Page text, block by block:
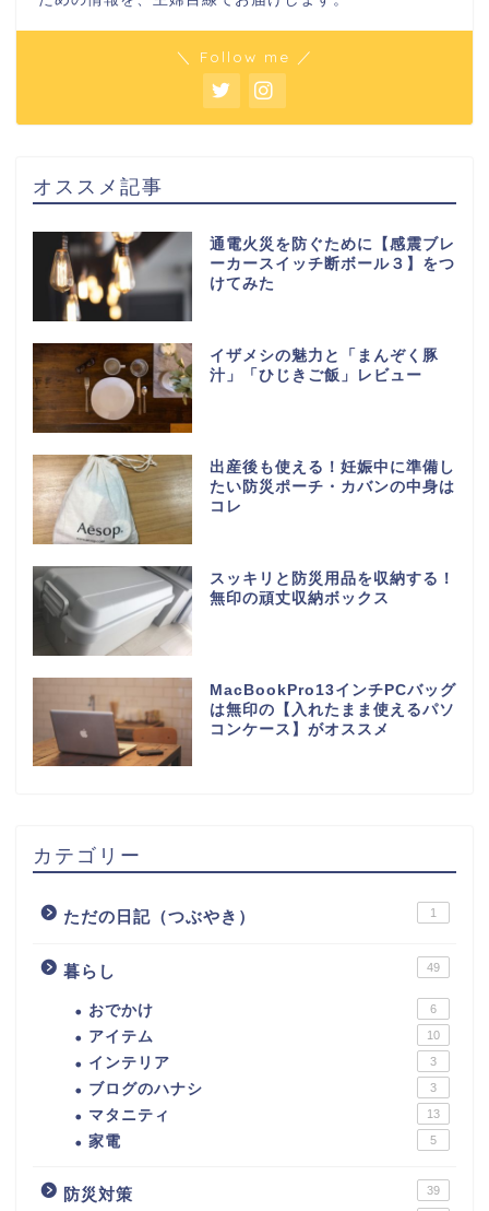
＼ Follow me ／
オススメ記事
通電火災を防ぐために【感震ブレ
ーカースイッチ断ボール３】をつ
けてみた
イザメシの魅力と「まんぞく豚
汁」「ひじきご飯」レビュー
出産後も使える！妊娠中に準備し
たい防災ポーチ・カバンの中身は
コレ
スッキリと防災用品を収納する！
無印の頑丈収納ボックス
MacBookPro13インチPCバッグ
は無印の【入れたまま使えるパソ
コンケース】がオススメ
カテゴリー
ただの日記（つぶやき） 1
暮らし 49
おでかけ 6
アイテム 10
インテリア 3
ブログのハナシ 3
マタニティ 13
家電 5
防災対策 39